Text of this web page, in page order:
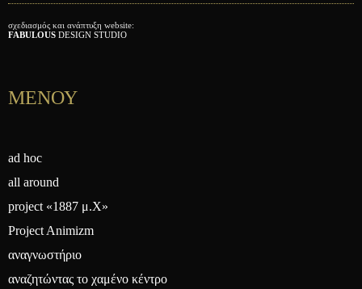
σχεδιασμός και ανάπτυξη website:
FABULOUS DESIGN STUDIO
ΜΕΝΟΥ
ad hoc
all around
project «1887 μ.Χ»
Project Animizm
αναγνωστήριο
αναζητώντας το χαμένο κέντρο